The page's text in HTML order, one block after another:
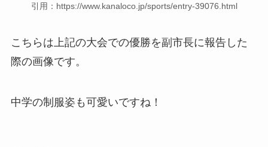
引用：https://www.kanaloco.jp/sports/entry-39076.html
こちらは上記の大会での優勝を副市長に報告した
際の画像です。
中学の制服姿も可愛いですね！